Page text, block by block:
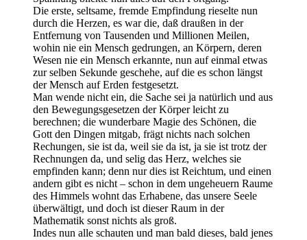
Die erste, seltsame, fremde Empfindung rieselte nun
durch die Herzen, es war die, daß draußen in der
Entfernung von Tausenden und Millionen Meilen,
wohin nie ein Mensch gedrungen, an Körpern, deren
Wesen nie ein Mensch erkannte, nun auf einmal etwas
zur selben Sekunde geschehe, auf die es schon längst
der Mensch auf Erden festgesetzt.
Man wende nicht ein, die Sache sei ja natürlich und aus
den Bewegungsgesetzen der Körper leicht zu
berechnen; die wunderbare Magie des Schönen, die
Gott den Dingen mitgab, frägt nichts nach solchen
Rechungen, sie ist da, weil sie da ist, ja sie ist trotz der
Rechnungen da, und selig das Herz, welches sie
empfinden kann; denn nur dies ist Reichtum, und einen
andern gibt es nicht – schon in dem ungeheuern Raume
des Himmels wohnt das Erhabene, das unsere Seele
überwältigt, und doch ist dieser Raum in der
Mathematik sonst nichts als groß.
Indes nun alle schauten und man bald dieses, bald jenes